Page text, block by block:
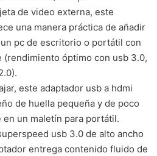
de video externa, este
una manera práctica de añadir
pc de escritorio o portátil con
óptimo con usb 3.0,
este adaptador usb a hdmi
de huella pequeña y de poco
un maletín para portátil.
usb 3.0 de alto ancho
entrega contenido fluido de